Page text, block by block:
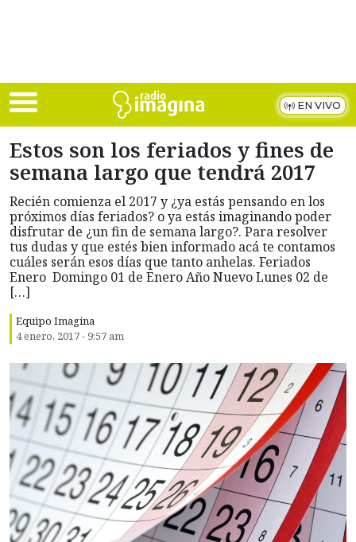
EN VIVO
Estos son los feriados y fines de
semana largo que tendrá 2017
Recién comienza el 2017 y ¿ya estás pensando en los
próximos días feriados? o ya estás imaginando poder
disfrutar de ¿un fin de semana largo?. Para resolver
tus dudas y que estés bien informado acá te contamos
cuáles serán esos días que tanto anhelas. Feriados
Enero Domingo 01 de Enero Año Nuevo Lunes 02 de
[…]
Equipo Imagina
4 enero, 2017 - 9:57 am